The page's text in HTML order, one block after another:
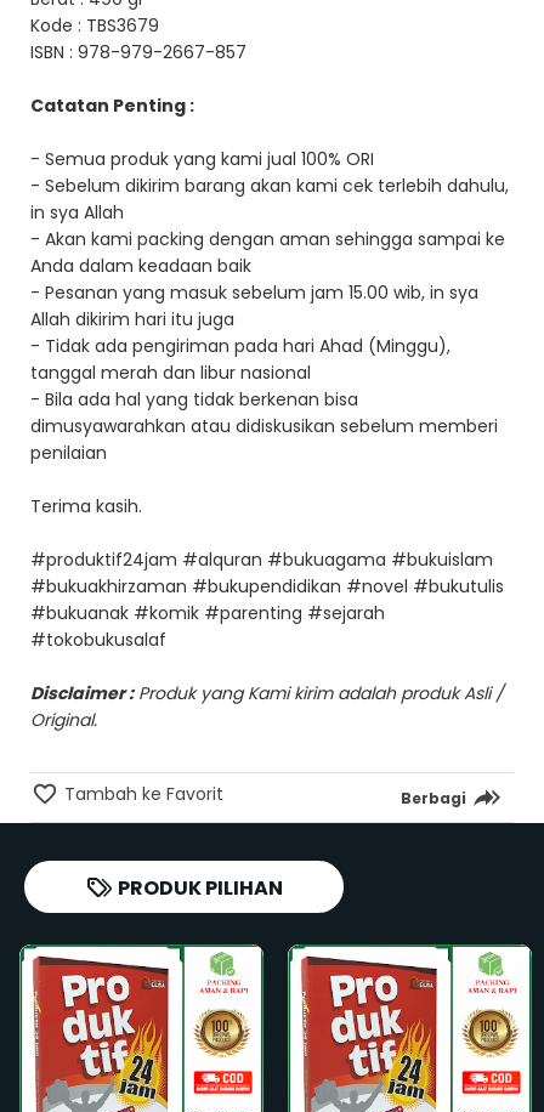
Kode : TBS3679
ISBN : 978-979-2667-857
Catatan Penting :
- Semua produk yang kami jual 100% ORI
- Sebelum dikirim barang akan kami cek terlebih dahulu,
in sya Allah
- Akan kami packing dengan aman sehingga sampai ke
Anda dalam keadaan baik
- Pesanan yang masuk sebelum jam 15.00 wib, in sya
Allah dikirim hari itu juga
- Tidak ada pengiriman pada hari Ahad (Minggu),
tanggal merah dan libur nasional
- Bila ada hal yang tidak berkenan bisa
dimusyawarahkan atau didiskusikan sebelum memberi
penilaian
Terima kasih.
#produktif24jam #alquran #bukuagama #bukuislam
#bukuakhirzaman #bukupendidikan #novel #bukutulis
#bukuanak #komik #parenting #sejarah
#tokobukusalaf
Disclaimer :Produk yang Kami kirim adalah produk Asli /
Original.
Tambah ke Favorit Berbagi
PRODUK PILIHAN